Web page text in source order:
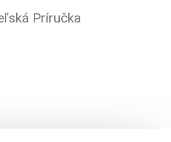
Príručka